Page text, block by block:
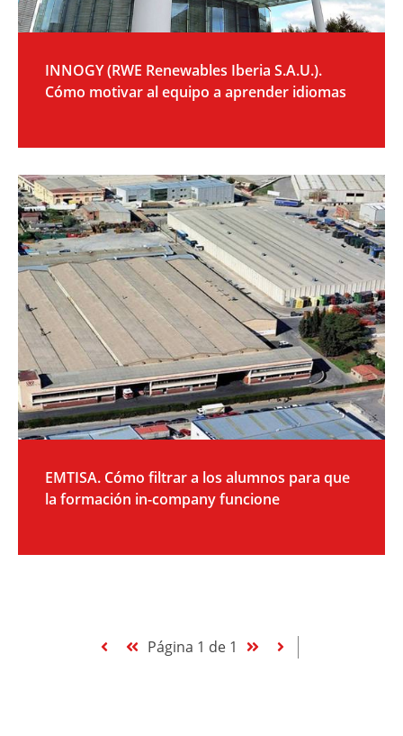
INNOGY (RWE Renewables Iberia S.A.U.).
Cómo motivar al equipo a aprender idiomas
EMTISA. Cómo filtrar a los alumnos para que
la formación in-company funcione
Página 1 de 1